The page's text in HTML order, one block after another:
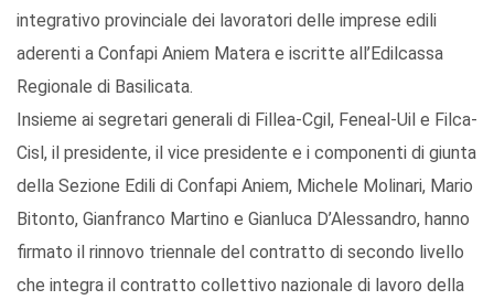
integrativo provinciale dei lavoratori delle imprese edili
aderenti a Confapi Aniem Matera e iscritte all’Edilcassa
Regionale di Basilicata.
Insieme ai segretari generali di Fillea-Cgil, Feneal-Uil e Filca-
Cisl, il presidente, il vice presidente e i componenti di giunta
della Sezione Edili di Confapi Aniem, Michele Molinari, Mario
Bitonto, Gianfranco Martino e Gianluca D’Alessandro, hanno
firmato il rinnovo triennale del contratto di secondo livello
che integra il contratto collettivo nazionale di lavoro della